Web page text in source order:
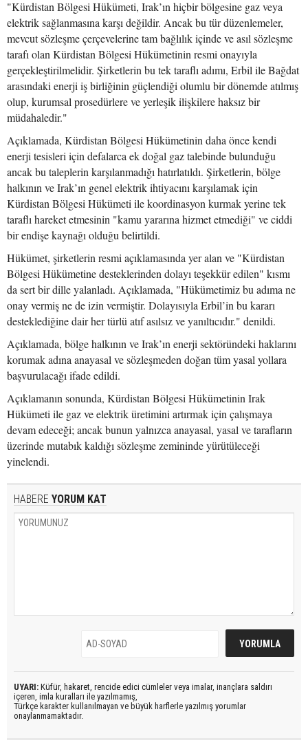
"Kürdistan Bölgesi Hükümeti, Irak’ın hiçbir bölgesine gaz veya
elektrik sağlanmasına karşı değildir. Ancak bu tür düzenlemeler,
mevcut sözleşme çerçevelerine tam bağlılık içinde ve asıl sözleşme
tarafı olan Kürdistan Bölgesi Hükümetinin resmi onayıyla
gerçekleştirilmelidir. Şirketlerin bu tek taraflı adımı, Erbil ile Bağdat
arasındaki enerji iş birliğinin güçlendiği olumlu bir dönemde atılmış
olup, kurumsal prosedürlere ve yerleşik ilişkilere haksız bir
müdahaledir."
Açıklamada, Kürdistan Bölgesi Hükümetinin daha önce kendi
enerji tesisleri için defalarca ek doğal gaz talebinde bulunduğu
ancak bu taleplerin karşılanmadığı hatırlatıldı. Şirketlerin, bölge
halkının ve Irak’ın genel elektrik ihtiyacını karşılamak için
Kürdistan Bölgesi Hükümeti ile koordinasyon kurmak yerine tek
taraflı hareket etmesinin "kamu yararına hizmet etmediği" ve ciddi
bir endişe kaynağı olduğu belirtildi.
Hükümet, şirketlerin resmi açıklamasında yer alan ve "Kürdistan
Bölgesi Hükümetine desteklerinden dolayı teşekkür edilen" kısmı
da sert bir dille yalanladı. Açıklamada, "Hükümetimiz bu adıma ne
onay vermiş ne de izin vermiştir. Dolayısıyla Erbil’in bu kararı
desteklediğine dair her türlü atıf asılsız ve yanıltıcıdır." denildi.
Açıklamada, bölge halkının ve Irak’ın enerji sektöründeki haklarını
korumak adına anayasal ve sözleşmeden doğan tüm yasal yollara
başvurulacağı ifade edildi.
Açıklamanın sonunda, Kürdistan Bölgesi Hükümetinin Irak
Hükümeti ile gaz ve elektrik üretimini artırmak için çalışmaya
devam edeceği; ancak bunun yalnızca anayasal, yasal ve tarafların
üzerinde mutabık kaldığı sözleşme zemininde yürütüleceği
yinelendi.
HABERE YORUM KAT
UYARI: Küfür, hakaret, rencide edici cümleler veya imalar, inançlara saldırı
içeren, imla kuralları ile yazılmamış,
Türkçe karakter kullanılmayan ve büyük harflerle yazılmış yorumlar
onaylanmamaktadır.